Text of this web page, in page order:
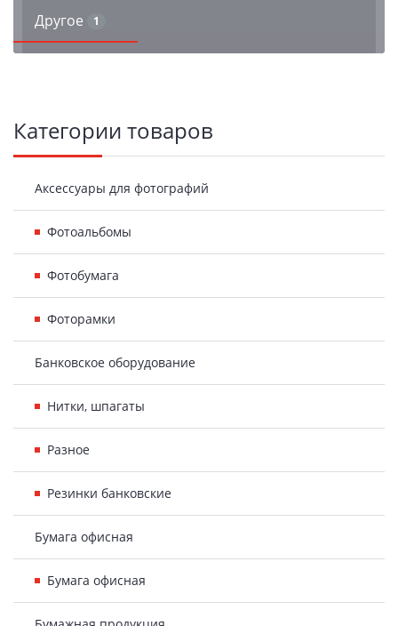
Другое 1
Боковая
панель
Категории товаров
Аксессуары для фотографий
Фотоальбомы
Фотобумага
Фоторамки
Банковское оборудование
Нитки, шпагаты
Разное
Резинки банковские
Бумага офисная
Бумага офисная